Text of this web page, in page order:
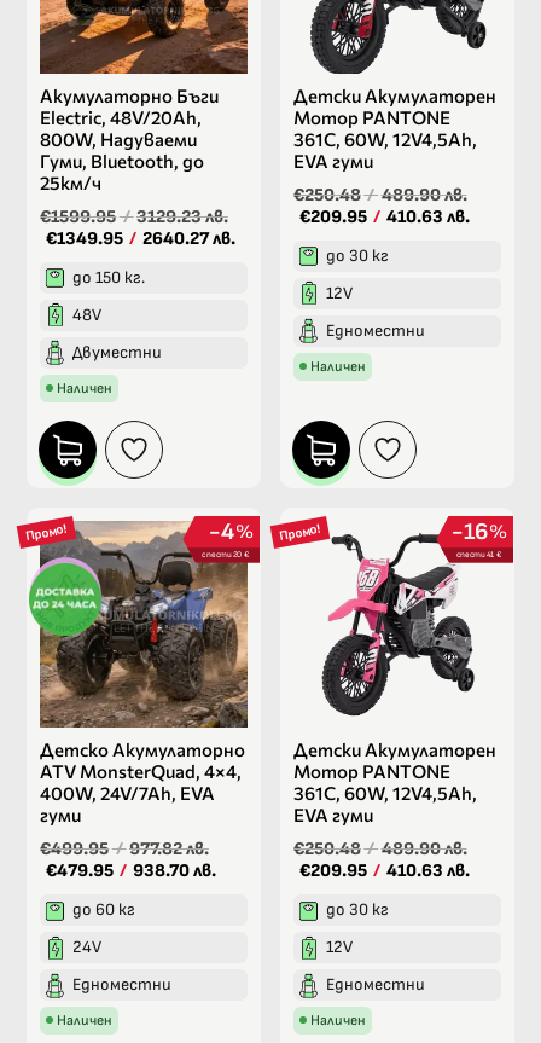
Акумулаторно Бъги
Electric, 48V/20Ah,
800W, Надуваеми
Гуми, Bluetooth, до
25км/ч
€1599.95/3129.23 лв.
€1349.95 / 2640.27 лв.
до 150 кг.
48V
Двуместни
Наличен
Детски Акумулаторен
Мотор PANTONE
361C, 60W, 12V4,5Ah,
ЕVA гуми
€250.48/489.90 лв.
€209.95 / 410.63 лв.
до 30 кг
12V
Едноместни
Наличен
Промо! %
4
спести 20 €
Детско Акумулаторно
ATV MonsterQuad, 4×4,
400W, 24V/7Ah, EVA
гуми
€499.95/977.82 лв.
€479.95 / 938.70 лв.
до 60 кг
24V
Едноместни
Наличен
Промо! %
16
спести 41 €
Детски Акумулаторен
Мотор PANTONE
361C, 60W, 12V4,5Ah,
ЕVA гуми
€250.48/489.90 лв.
€209.95 / 410.63 лв.
до 30 кг
12V
Едноместни
Наличен